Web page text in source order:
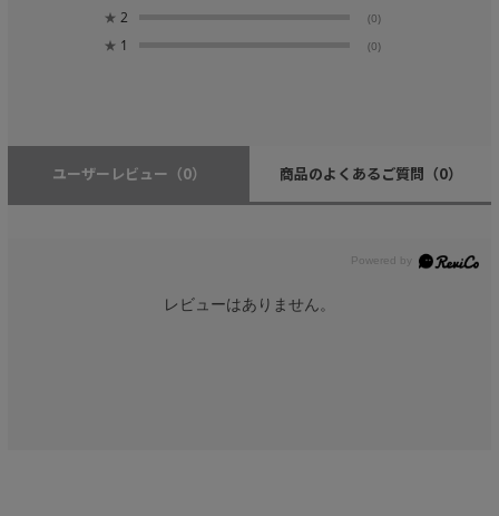
★ 2 (0)
★ 1 (0)
ユーザーレビュー （0） 商品のよくあるご質問 （0）
レビューはありません。